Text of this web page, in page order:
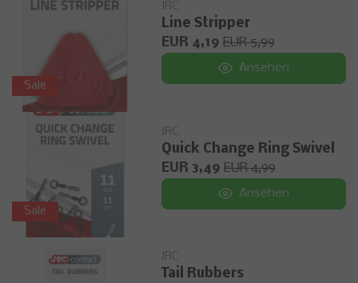
Sale
JRC
Line Stripper
EUR 4,19 EUR 5,99
Ansehen
Sale
JRC
Quick Change Ring Swivel
EUR 3,49 EUR 4,99
Ansehen
JRC
Tail Rubbers